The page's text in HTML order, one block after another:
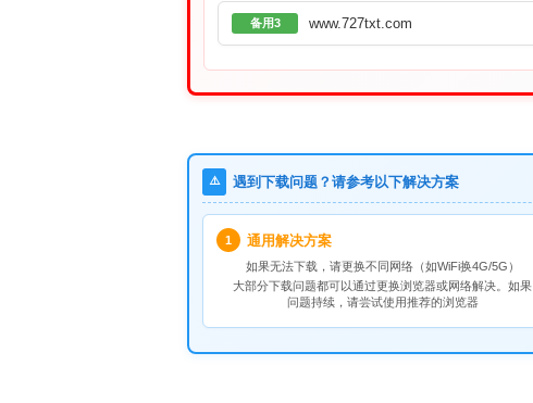
备用3 www.727txt.com
⚠️ 遇到下载问题？请参考以下解决方案
1 通用解决方案
如果无法下载，请更换不同网络（如WiFi换4G/5G）
大部分下载问题都可以通过更换浏览器或网络解决。如果
问题持续，请尝试使用推荐的浏览器